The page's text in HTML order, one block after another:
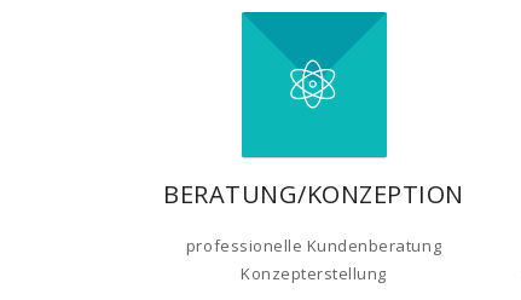
BERATUNG/KONZEPTION
professionelle Kundenberatung
Konzepterstellung